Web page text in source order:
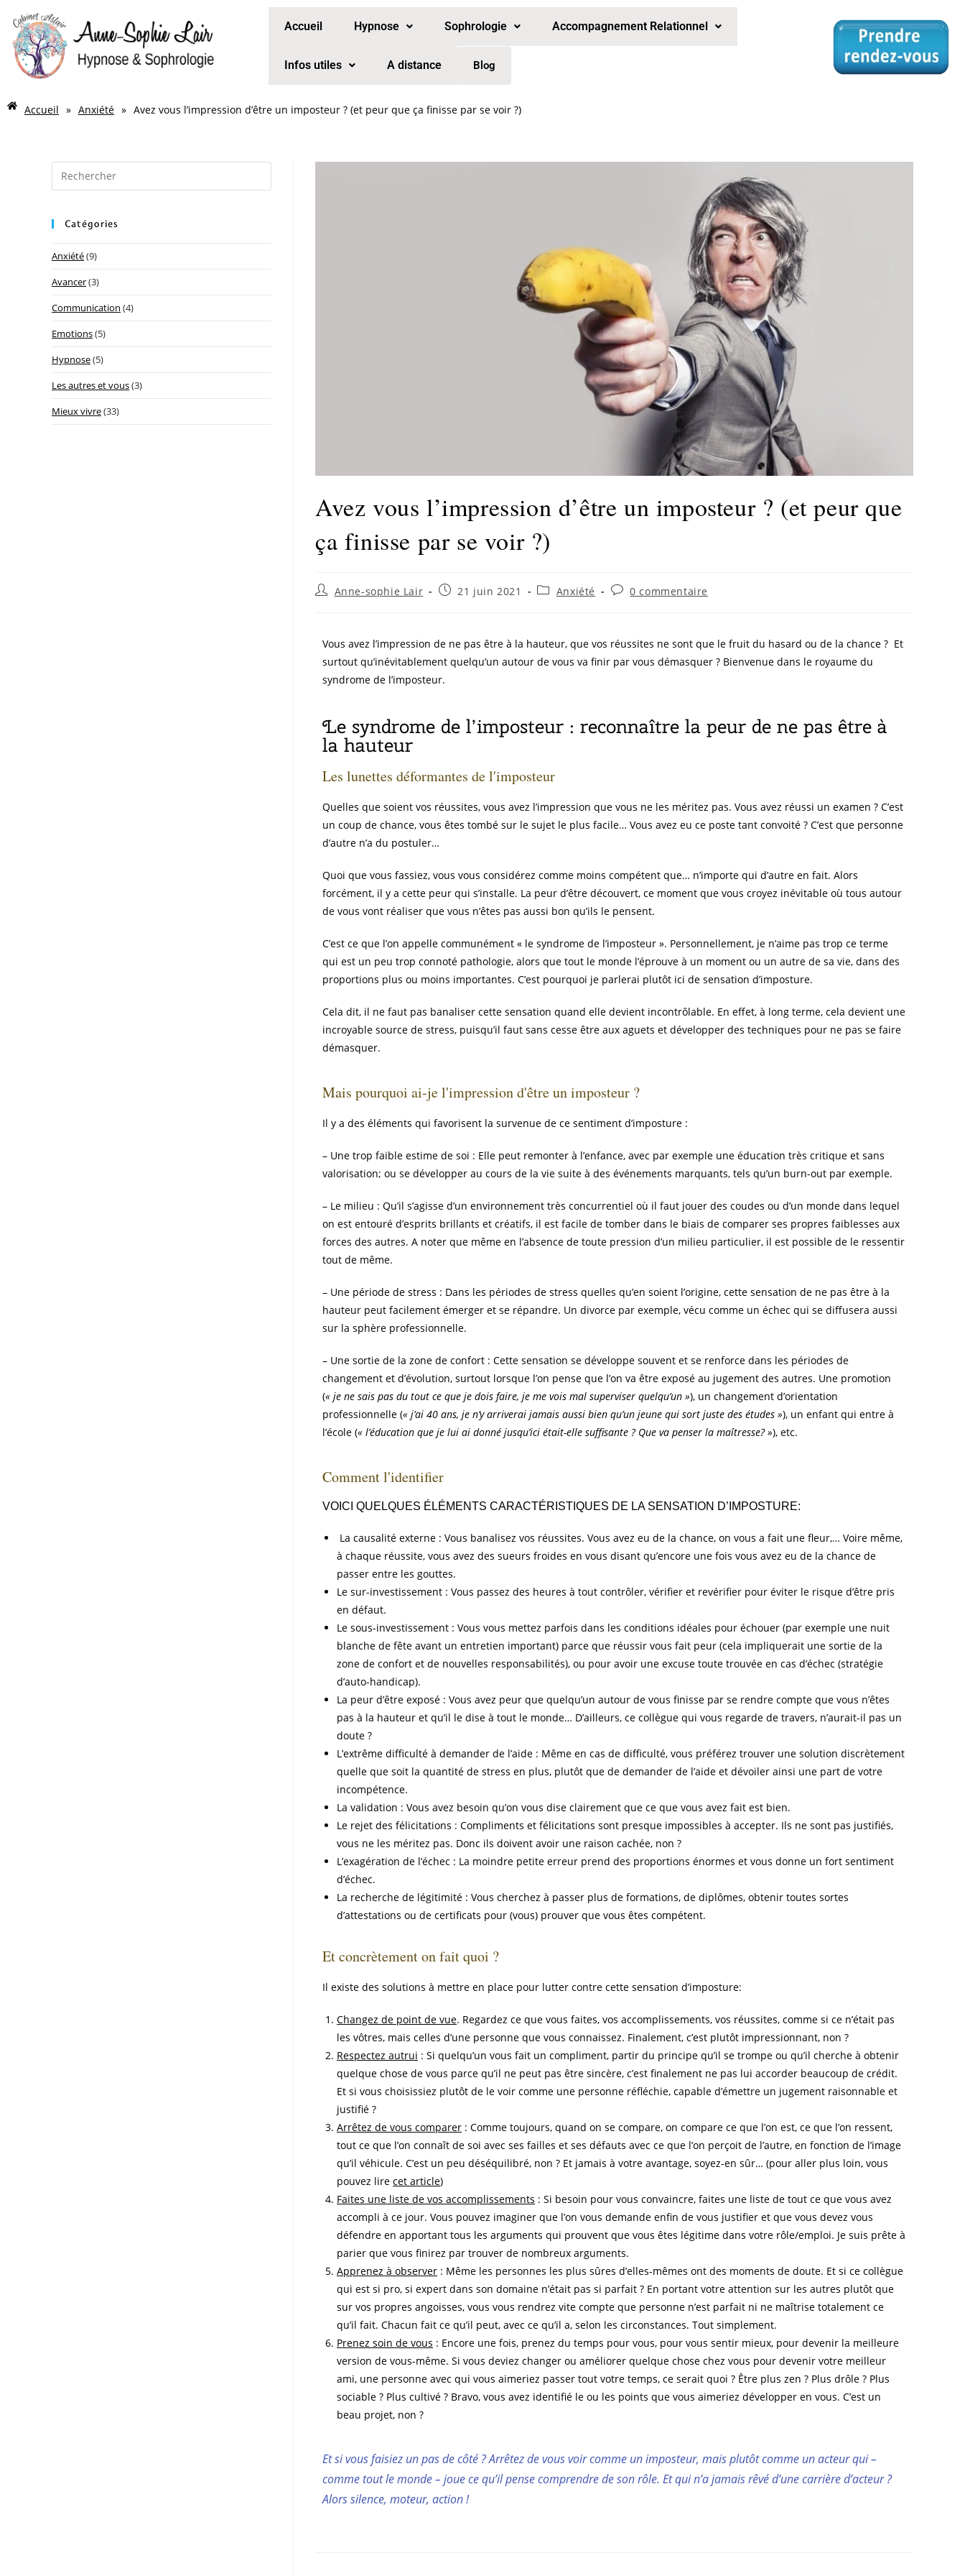
Accueil Hypnose Sophrologie Accompagnement Relationnel
Infos utiles A distance Blog
Accueil » Anxiété » Avez vous l’impression d’être un imposteur ? (et peur que ça finisse par se voir ?)
Avez vous l’impression d’être un imposteur ? (et peur que
ça finisse par se voir ?)
Anne-sophie Lair 21 juin 2021 Anxiété 0 commentaire
Vous avez l’impression de ne pas être à la hauteur, que vos réussites ne sont que le fruit du hasard ou de la chance ? Et
surtout qu’inévitablement quelqu’un autour de vous va finir par vous démasquer ? Bienvenue dans le royaume du
syndrome de l’imposteur.
Le syndrome de l’imposteur : reconnaître la peur de ne pas être à
la hauteur
Les lunettes déformantes de l'imposteur
Quelles que soient vos réussites, vous avez l’impression que vous ne les méritez pas. Vous avez réussi un examen ? C’est
un coup de chance, vous êtes tombé sur le sujet le plus facile… Vous avez eu ce poste tant convoité ? C’est que personne
d’autre n’a du postuler…
Quoi que vous fassiez, vous vous considérez comme moins compétent que… n’importe qui d’autre en fait. Alors
forcément, il y a cette peur qui s’installe. La peur d’être découvert, ce moment que vous croyez inévitable où tous autour
de vous vont réaliser que vous n’êtes pas aussi bon qu’ils le pensent.
C’est ce que l’on appelle communément « le syndrome de l’imposteur ». Personnellement, je n’aime pas trop ce terme
qui est un peu trop connoté pathologie, alors que tout le monde l’éprouve à un moment ou un autre de sa vie, dans des
proportions plus ou moins importantes. C’est pourquoi je parlerai plutôt ici de sensation d’imposture.
Cela dit, il ne faut pas banaliser cette sensation quand elle devient incontrôlable. En effet, à long terme, cela devient une
incroyable source de stress, puisqu’il faut sans cesse être aux aguets et développer des techniques pour ne pas se faire
démasquer.
Mais pourquoi ai-je l'impression d'être un imposteur ?
Il y a des éléments qui favorisent la survenue de ce sentiment d’imposture :
– Une trop faible estime de soi : Elle peut remonter à l’enfance, avec par exemple une éducation très critique et sans
valorisation; ou se développer au cours de la vie suite à des événements marquants, tels qu’un burn-out par exemple.
– Le milieu : Qu’il s’agisse d’un environnement très concurrentiel où il faut jouer des coudes ou d’un monde dans lequel
on est entouré d’esprits brillants et créatifs, il est facile de tomber dans le biais de comparer ses propres faiblesses aux
forces des autres. A noter que même en l’absence de toute pression d’un milieu particulier, il est possible de le ressentir
tout de même.
– Une période de stress : Dans les périodes de stress quelles qu’en soient l’origine, cette sensation de ne pas être à la
hauteur peut facilement émerger et se répandre. Un divorce par exemple, vécu comme un échec qui se diffusera aussi
sur la sphère professionnelle.
– Une sortie de la zone de confort : Cette sensation se développe souvent et se renforce dans les périodes de
changement et d’évolution, surtout lorsque l’on pense que l’on va être exposé au jugement des autres. Une promotion
(« je ne sais pas du tout ce que je dois faire, je me vois mal superviser quelqu’un »), un changement d’orientation
professionnelle (« j’ai 40 ans, je n’y arriverai jamais aussi bien qu’un jeune qui sort juste des études »), un enfant qui entre à
l’école (« l’éducation que je lui ai donné jusqu’ici était-elle suffisante ? Que va penser la maîtresse? »), etc.
Comment l'identifier
VOICI QUELQUES ÉLÉMENTS CARACTÉRISTIQUES DE LA SENSATION D’IMPOSTURE:
La causalité externe : Vous banalisez vos réussites. Vous avez eu de la chance, on vous a fait une fleur,… Voire même,
à chaque réussite, vous avez des sueurs froides en vous disant qu’encore une fois vous avez eu de la chance de
passer entre les gouttes.
Le sur-investissement : Vous passez des heures à tout contrôler, vérifier et revérifier pour éviter le risque d’être pris
en défaut.
Le sous-investissement : Vous vous mettez parfois dans les conditions idéales pour échouer (par exemple une nuit
blanche de fête avant un entretien important) parce que réussir vous fait peur (cela impliquerait une sortie de la
zone de confort et de nouvelles responsabilités), ou pour avoir une excuse toute trouvée en cas d’échec (stratégie
d’auto-handicap).
La peur d’être exposé : Vous avez peur que quelqu’un autour de vous finisse par se rendre compte que vous n’êtes
pas à la hauteur et qu’il le dise à tout le monde… D’ailleurs, ce collègue qui vous regarde de travers, n’aurait-il pas un
doute ?
L’extrême difficulté à demander de l’aide : Même en cas de difficulté, vous préférez trouver une solution discrètement
quelle que soit la quantité de stress en plus, plutôt que de demander de l’aide et dévoiler ainsi une part de votre
incompétence.
La validation : Vous avez besoin qu’on vous dise clairement que ce que vous avez fait est bien.
Le rejet des félicitations : Compliments et félicitations sont presque impossibles à accepter. Ils ne sont pas justifiés,
vous ne les méritez pas. Donc ils doivent avoir une raison cachée, non ?
L’exagération de l’échec : La moindre petite erreur prend des proportions énormes et vous donne un fort sentiment
d’échec.
La recherche de légitimité : Vous cherchez à passer plus de formations, de diplômes, obtenir toutes sortes
d’attestations ou de certificats pour (vous) prouver que vous êtes compétent.
Et concrètement on fait quoi ?
Il existe des solutions à mettre en place pour lutter contre cette sensation d’imposture:
Changez de point de vue. Regardez ce que vous faites, vos accomplissements, vos réussites, comme si ce n’était pas
les vôtres, mais celles d’une personne que vous connaissez. Finalement, c’est plutôt impressionnant, non ?
Respectez autrui : Si quelqu’un vous fait un compliment, partir du principe qu’il se trompe ou qu’il cherche à obtenir
quelque chose de vous parce qu’il ne peut pas être sincère, c’est finalement ne pas lui accorder beaucoup de crédit.
Et si vous choisissiez plutôt de le voir comme une personne réfléchie, capable d’émettre un jugement raisonnable et
justifié ?
Arrêtez de vous comparer : Comme toujours, quand on se compare, on compare ce que l’on est, ce que l’on ressent,
tout ce que l’on connaît de soi avec ses failles et ses défauts avec ce que l’on perçoit de l’autre, en fonction de l’image
qu’il véhicule. C’est un peu déséquilibré, non ? Et jamais à votre avantage, soyez-en sûr… (pour aller plus loin, vous
pouvez lire cet article)
Faites une liste de vos accomplissements : Si besoin pour vous convaincre, faites une liste de tout ce que vous avez
accompli à ce jour. Vous pouvez imaginer que l’on vous demande enfin de vous justifier et que vous devez vous
défendre en apportant tous les arguments qui prouvent que vous êtes légitime dans votre rôle/emploi. Je suis prête à
parier que vous finirez par trouver de nombreux arguments.
Apprenez à observer : Même les personnes les plus sûres d’elles-mêmes ont des moments de doute. Et si ce collègue
qui est si pro, si expert dans son domaine n’était pas si parfait ? En portant votre attention sur les autres plutôt que
sur vos propres angoisses, vous vous rendrez vite compte que personne n’est parfait ni ne maîtrise totalement ce
qu’il fait. Chacun fait ce qu’il peut, avec ce qu’il a, selon les circonstances. Tout simplement.
Prenez soin de vous : Encore une fois, prenez du temps pour vous, pour vous sentir mieux, pour devenir la meilleure
version de vous-même. Si vous deviez changer ou améliorer quelque chose chez vous pour devenir votre meilleur
ami, une personne avec qui vous aimeriez passer tout votre temps, ce serait quoi ? Être plus zen ? Plus drôle ? Plus
sociable ? Plus cultivé ? Bravo, vous avez identifié le ou les points que vous aimeriez développer en vous. C’est un
beau projet, non ?
Et si vous faisiez un pas de côté ? Arrêtez de vous voir comme un imposteur, mais plutôt comme un acteur qui –
comme tout le monde – joue ce qu’il pense comprendre de son rôle. Et qui n’a jamais rêvé d’une carrière d’acteur ?
Alors silence, moteur, action !
Catégories
Anxiété(9)
Avancer(3)
Communication (4)
Emotions(5)
Hypnose(5)
Les autres et vous(3)
Mieux vivre(33)